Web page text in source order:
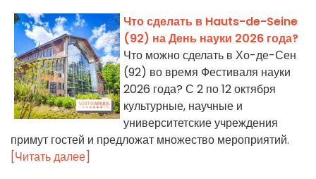
Что сделать в Hauts-de-Seine
(92) на День науки 2026 года?
Что можно сделать в Хо-де-Сен
(92) во время Фестиваля науки
2026 года? С 2 по 12 октября
культурные, научные и
университетские учреждения
примут гостей и предложат множество мероприятий.
[Читать далее]